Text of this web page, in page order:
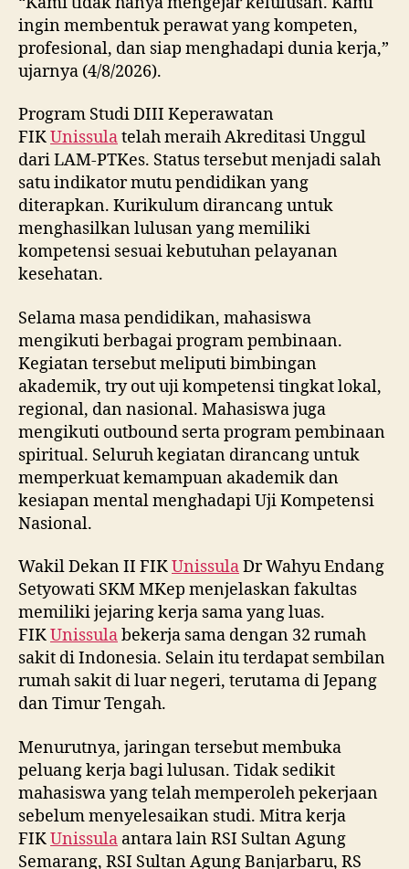
ingin membentuk perawat yang kompeten,
profesional, dan siap menghadapi dunia kerja,”
ujarnya (4/8/2026).
Program Studi DIII Keperawatan
FIKUnissulatelah meraih Akreditasi Unggul
dari LAM-PTKes. Status tersebut menjadi salah
satu indikator mutu pendidikan yang
diterapkan. Kurikulum dirancang untuk
menghasilkan lulusan yang memiliki
kompetensi sesuai kebutuhan pelayanan
kesehatan.
Selama masa pendidikan, mahasiswa
mengikuti berbagai program pembinaan.
Kegiatan tersebut meliputi bimbingan
akademik, try out uji kompetensi tingkat lokal,
regional, dan nasional. Mahasiswa juga
mengikuti outbound serta program pembinaan
spiritual. Seluruh kegiatan dirancang untuk
memperkuat kemampuan akademik dan
kesiapan mental menghadapi Uji Kompetensi
Nasional.
Wakil Dekan II FIKUnissulaDr Wahyu Endang
Setyowati SKM MKep menjelaskan fakultas
memiliki jejaring kerja sama yang luas.
FIKUnissulabekerja sama dengan 32 rumah
sakit di Indonesia. Selain itu terdapat sembilan
rumah sakit di luar negeri, terutama di Jepang
dan Timur Tengah.
Menurutnya, jaringan tersebut membuka
peluang kerja bagi lulusan. Tidak sedikit
mahasiswa yang telah memperoleh pekerjaan
sebelum menyelesaikan studi. Mitra kerja
FIKUnissula antara lain RSI Sultan Agung
Semarang, RSI Sultan Agung Banjarbaru, RS